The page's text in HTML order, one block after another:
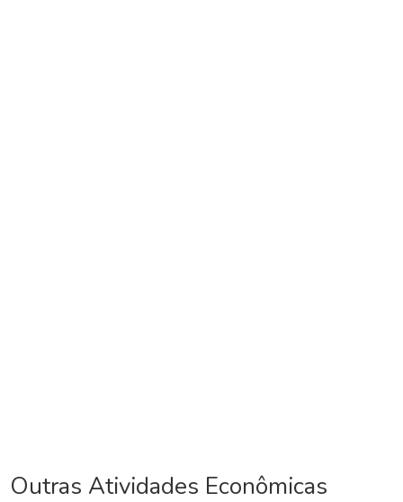
Outras Atividades Econômicas